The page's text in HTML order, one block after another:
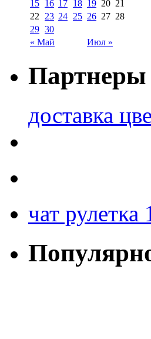
« Май Июл »
15 16 17 18 19 20 21
22
23 24 25 26 27 28
29 30
Партнеры
доставка
чат рулетка